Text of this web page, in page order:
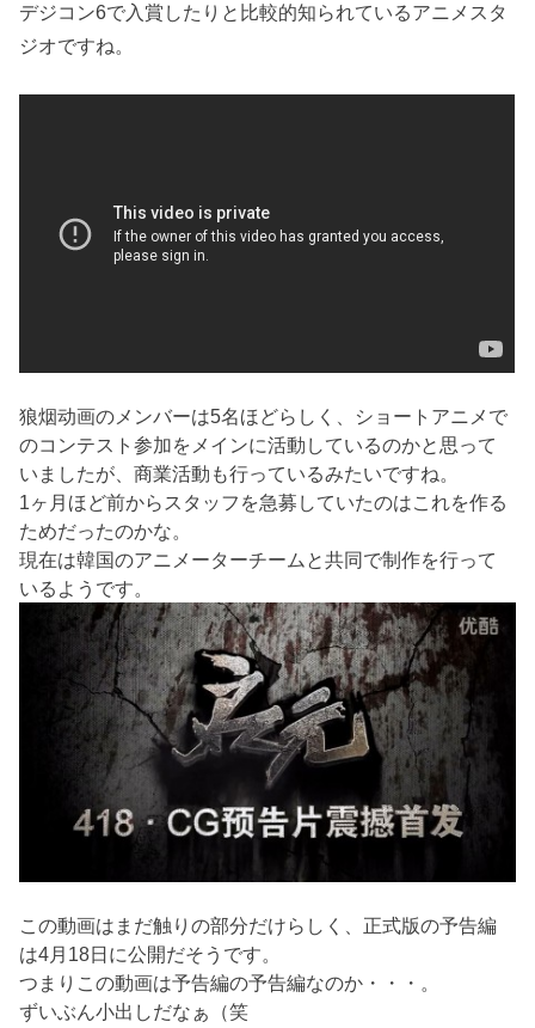
デジコン6で入賞したりと比較的知られているアニメスタ
ジオですね。
狼烟动画のメンバーは5名ほどらしく、ショートアニメで
のコンテスト参加をメインに活動しているのかと思って
いましたが、商業活動も行っているみたいですね。
1ヶ月ほど前からスタッフを急募していたのはこれを作る
ためだったのかな。
現在は韓国のアニメーターチームと共同で制作を行って
いるようです。
この動画はまだ触りの部分だけらしく、正式版の予告編
は4月18日に公開だそうです。
つまりこの動画は予告編の予告編なのか・・・。
ずいぶん小出しだなぁ（笑